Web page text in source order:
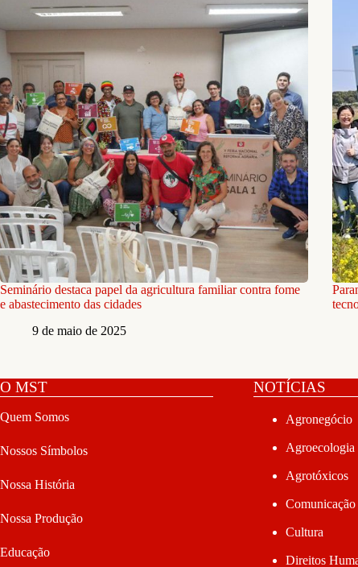
Seminário destaca papel da agricultura familiar contra fome
e abastecimento das cidades
9 de maio de 2025
O MST
Quem Somos
Nossos Símbolos
Nossa História
Nossa Produção
Educação
NOTÍCIAS
Agronegócio
Agroecologia
Agrotóxicos
Comunicação
Cultura
Direitos